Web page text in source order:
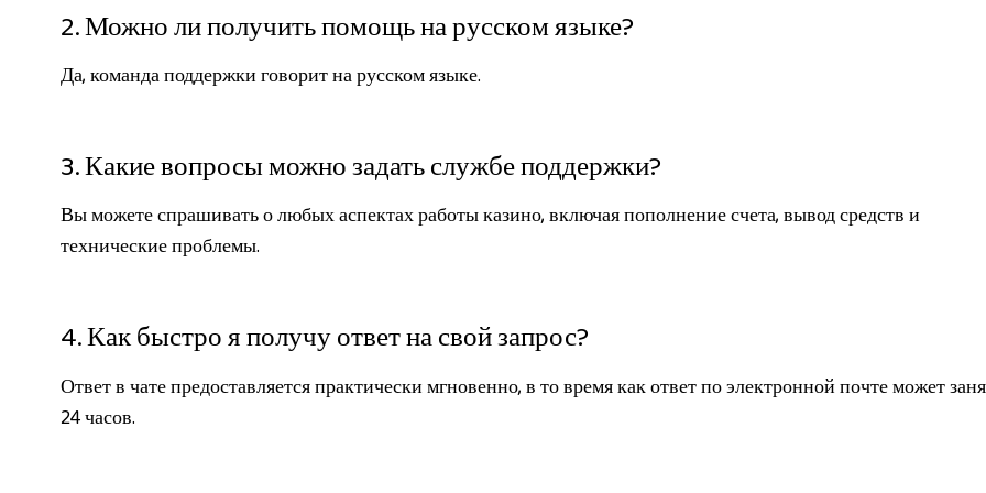
2. Можно ли получить помощь на русском языке?
Да, команда поддержки говорит на русском языке.
3. Какие вопросы можно задать службе поддержки?
Вы можете спрашивать о любых аспектах работы казино, включая пополнение счета, вывод средств и
технические проблемы.
4. Как быстро я получу ответ на свой запрос?
Ответ в чате предоставляется практически мгновенно, в то время как ответ по электронной почте может
24 часов.